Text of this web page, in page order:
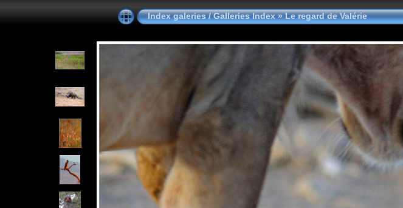
Index galeries / Galleries Index»Le regard de Valérie